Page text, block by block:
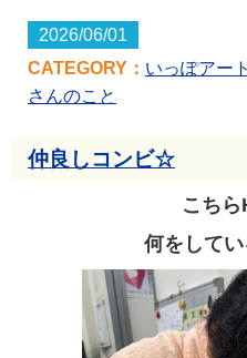
2026/06/01
CATEGORY： いっぽアート
さんのこと
仲良しコンビ☆
こち
何をして